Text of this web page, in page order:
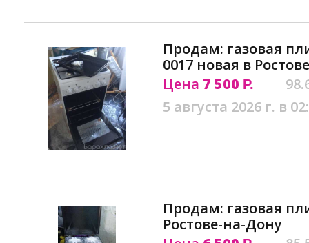
Продам: газовая
0017 новая в
Цена 7 500 Р.
5 августа 2026 г. в
Продам: газовая
Ростове-на-Дону